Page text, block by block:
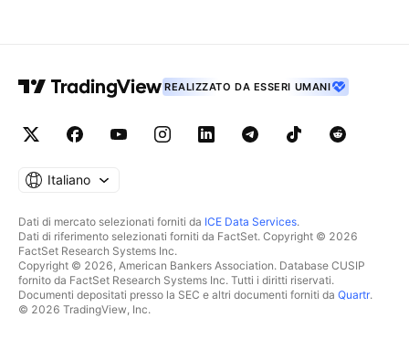
REALIZZATO DA ESSERI UMANI
Italiano
Dati di mercato selezionati forniti da ICE Data Services.
Dati di riferimento selezionati forniti da FactSet. Copyright © 2026
FactSet Research Systems Inc.
Copyright © 2026, American Bankers Association. Database CUSIP
fornito da FactSet Research Systems Inc. Tutti i diritti riservati.
Documenti depositati presso la SEC e altri documenti forniti da Quartr.
© 2026 TradingView, Inc.